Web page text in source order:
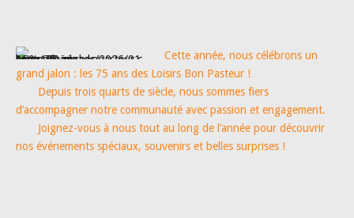
Cette année, nous célébrons un
grand jalon : les 75 ans des Loisirs Bon Pasteur !
Depuis trois quarts de siècle, nous sommes fiers
d’accompagner notre communauté avec passion et engagement.
Joignez-vous à nous tout au long de l’année pour découvrir
nos événements spéciaux, souvenirs et belles surprises !